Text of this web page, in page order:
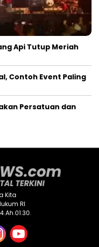
Api Tutup Meriah
Contoh Event Paling
Persatuan dan
Kita
RI